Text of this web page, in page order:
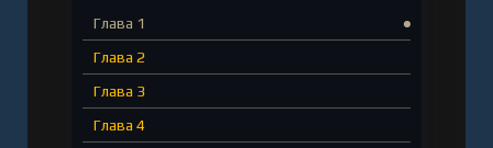
Глава 1
Глава 2
Глава 3
Глава 4